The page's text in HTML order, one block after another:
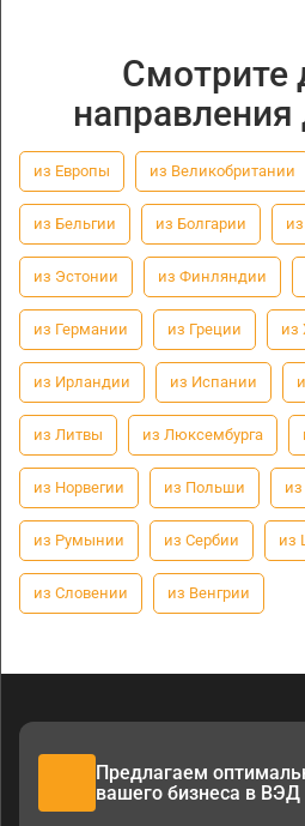
Смотрите
направления
из Европы из Великобритании
из Бельгии из Болгарии
из Эстонии из Финляндии
из Германии из Греции из
из Ирландии из Испании
из Литвы из Люксембурга
из Норвегии из Польши
из Румынии из Сербии из
из Словении из Венгрии
Предлагаем
вашего бизнеса в ВЭД